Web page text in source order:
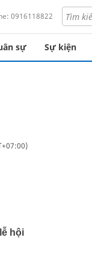
0916118822
sự Sự kiện
hội